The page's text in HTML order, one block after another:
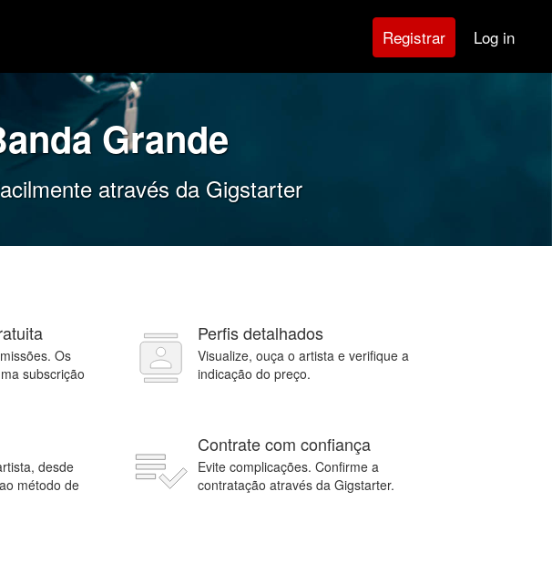
Registrar Log in
Grande
através da Gigstarter
Os
subscrição
Perfis detalhados
Visualize, ouça o artista e verifique a
indicação do preço.
desde
método de
Contrate com confiança
Evite complicações. Confirme a
contratação através da Gigstarter.